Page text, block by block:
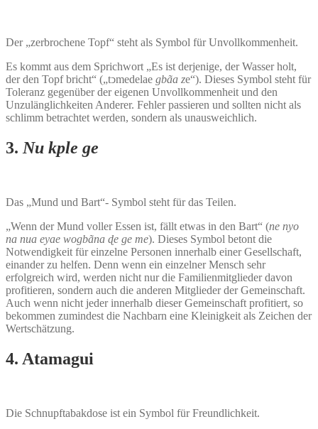
Der „zerbrochene Topf“ steht als Symbol für Unvollkommenheit.
Es kommt aus dem Sprichwort „Es ist derjenige, der Wasser holt,
der den Topf bricht“ („tͻmedelae gbãa ze“). Dieses Symbol steht für
Toleranz gegenüber der eigenen Unvollkommenheit und den
Unzulänglichkeiten Anderer. Fehler passieren und sollten nicht als
schlimm betrachtet werden, sondern als unausweichlich.
3. Nu kple ge
Das „Mund und Bart“- Symbol steht für das Teilen.
„Wenn der Mund voller Essen ist, fällt etwas in den Bart“ (ne nyo
na nua eyae wogbãna ɖe ge me). Dieses Symbol betont die
Notwendigkeit für einzelne Personen innerhalb einer Gesellschaft,
einander zu helfen. Denn wenn ein einzelner Mensch sehr
erfolgreich wird, werden nicht nur die Familienmitglieder davon
profitieren, sondern auch die anderen Mitglieder der Gemeinschaft.
Auch wenn nicht jeder innerhalb dieser Gemeinschaft profitiert, so
bekommen zumindest die Nachbarn eine Kleinigkeit als Zeichen der
Wertschätzung.
4. Atamagui
Die Schnupftabakdose ist ein Symbol für Freundlichkeit.